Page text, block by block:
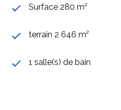
Surface 280 m²
terrain 2 646 m²
1 salle(s) de bain